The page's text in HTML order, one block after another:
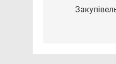
записів